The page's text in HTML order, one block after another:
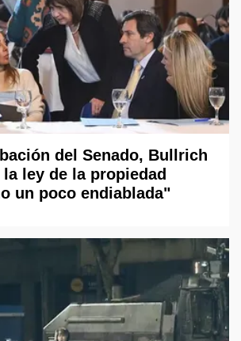
del Senado, Bullrich
ley de la propiedad
un poco endiablada"